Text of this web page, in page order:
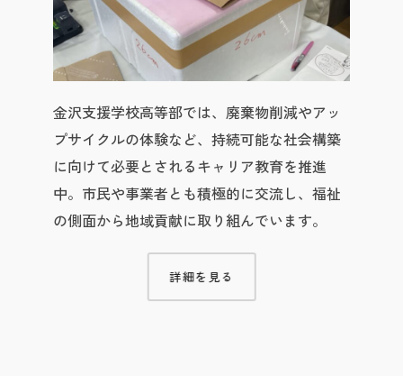
金沢支援学校高等部では、廃棄物削減やアッ
プサイクルの体験など、持続可能な社会構築
に向けて必要とされるキャリア教育を推進
中。市民や事業者とも積極的に交流し、福祉
の側面から地域貢献に取り組んでいます。
詳細を見る